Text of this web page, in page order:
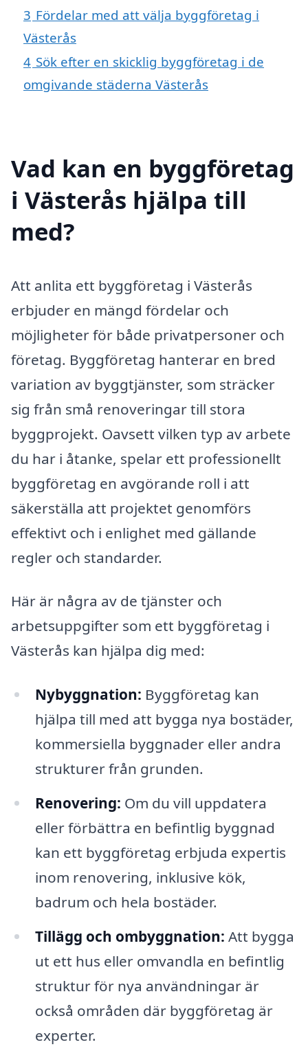
3 Fördelar med att välja byggföretag i
Västerås
4 Sök efter en skicklig byggföretag i de
omgivande städerna Västerås
Vad kan en byggföretag
i Västerås hjälpa till
med?
Att anlita ett byggföretag i Västerås
erbjuder en mängd fördelar och
möjligheter för både privatpersoner och
företag. Byggföretag hanterar en bred
variation av byggtjänster, som sträcker
sig från små renoveringar till stora
byggprojekt. Oavsett vilken typ av arbete
du har i åtanke, spelar ett professionellt
byggföretag en avgörande roll i att
säkerställa att projektet genomförs
effektivt och i enlighet med gällande
regler och standarder.
Här är några av de tjänster och
arbetsuppgifter som ett byggföretag i
Västerås kan hjälpa dig med:
Nybyggnation: Byggföretag kan
hjälpa till med att bygga nya bostäder,
kommersiella byggnader eller andra
strukturer från grunden.
Renovering: Om du vill uppdatera
eller förbättra en befintlig byggnad
kan ett byggföretag erbjuda expertis
inom renovering, inklusive kök,
badrum och hela bostäder.
Tillägg och ombyggnation: Att bygga
ut ett hus eller omvandla en befintlig
struktur för nya användningar är
också områden där byggföretag är
experter.